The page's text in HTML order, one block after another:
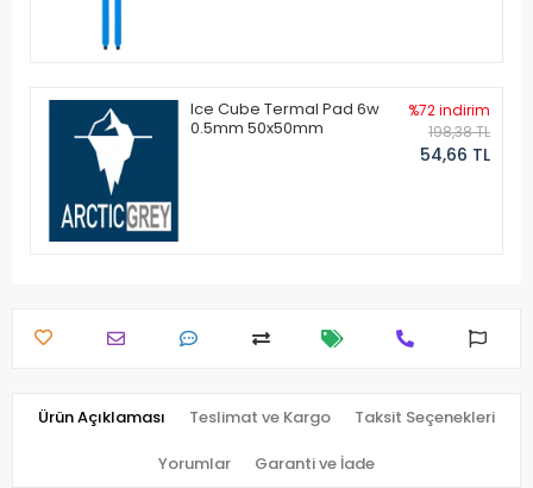
Ice Cube Termal Pad 6w
0.5mm 50x50mm
%72 indirim
198,38 TL
54,66 TL
Ürün Açıklaması Teslimat ve Kargo Taksit Seçenekleri
Yorumlar Garanti ve İade